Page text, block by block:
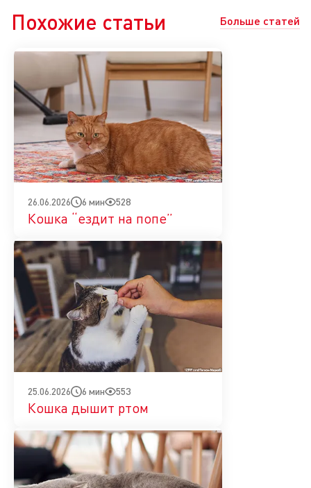
Похожие статьи Больше статей
26.06.2026 6 мин 528
Кошка “ездит на попе”
25.06.2026 6 мин 553
Кошка дышит ртом